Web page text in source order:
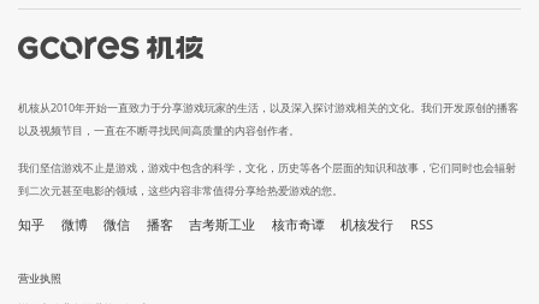
机核从2010年开始一直致力于分享游戏玩家的生活，以及深入探讨游戏相关的文化。我们开发原创的播客
以及视频节目，一直在不断寻找民间高质量的内容创作者。
我们坚信游戏不止是游戏，游戏中包含的科学，文化，历史等各个层面的知识和故事，它们同时也会辐射
到二次元甚至电影的领域，这些内容非常值得分享给热爱游戏的您。
知乎 微博 微信 播客 吉考斯工业 核市奇谭 机核发行 RSS
营业执照